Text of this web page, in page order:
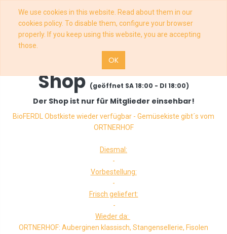
We use cookies in this website. Read about them in our
cookies policy. To disable them, configure your browser
properly. If you keep using this website, you are accepting
those.
OK
Shop(geöffnet SA 18:00 - DI 18:00)
Der Shop ist nur für Mitglieder einsehbar!
BioFERDL Obstkiste wieder verfügbar - Gemüsekiste gibt´s vom
ORTNERHOF
Diesmal:
-
Vorbestellung:
-
Frisch geliefert:
-
Wieder da:
ORTNERHOF: Auberginen klassisch, Stangensellerie, Fisolen